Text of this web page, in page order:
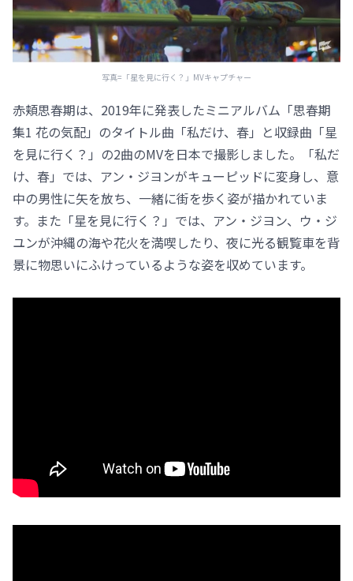
写真=「星を見に行く？」MVキャプチャー
赤頬思春期は、2019年に発表したミニアルバム「思春期
集1 花の気配」のタイトル曲「私だけ、春」と収録曲「星
を見に行く？」の2曲のMVを日本で撮影しました。「私だ
け、春」では、アン・ジヨンがキューピッドに変身し、意
中の男性に矢を放ち、一緒に街を歩く姿が描かれていま
す。また「星を見に行く？」では、アン・ジヨン、ウ・ジ
ユンが沖縄の海や花火を満喫したり、夜に光る観覧車を背
景に物思いにふけっているような姿を収めています。